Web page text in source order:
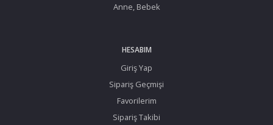
Anne, Bebek
HESABIM
Giriş Yap
Sipariş Geçmişi
Favorilerim
Sipariş Takibi